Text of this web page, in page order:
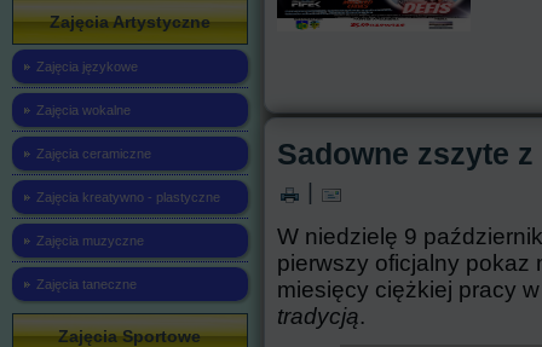
Zajęcia Artystyczne
Zajęcia językowe
Zajęcia wokalne
Zajęcia ceramiczne
Zajęcia kreatywno - plastyczne
Zajęcia muzyczne
Zajęcia taneczne
Zajęcia Sportowe
Sadowne zszyte
W niedzielę 9
pierwszy oficjalny pokaz
miesięcy ciężkiej pracy
tradycją.